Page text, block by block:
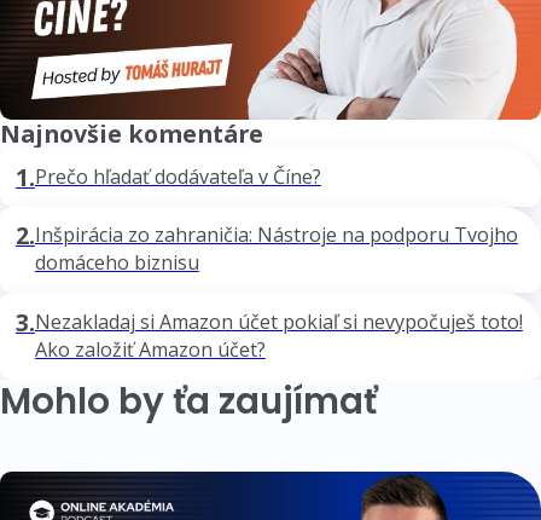
Najnovšie komentáre
1.Prečo hľadať dodávateľa v Číne?
2.Inšpirácia zo zahraničia: Nástroje na podporu Tvojho
domáceho biznisu
3.Nezakladaj si Amazon účet pokiaľ si nevypočuješ toto!
Ako založiť Amazon účet?
Mohlo by ťa zaujímať